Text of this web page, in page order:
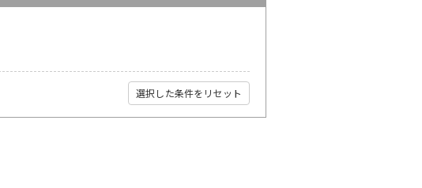
選択した条件をリセット